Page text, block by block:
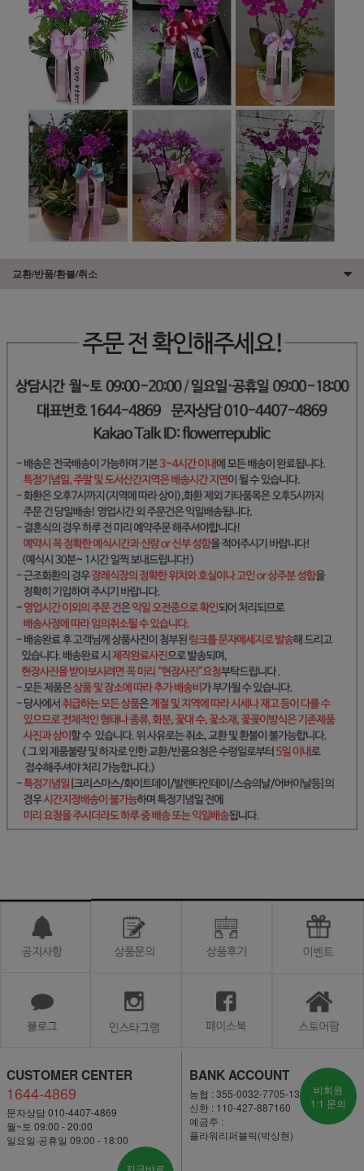
교환/반품/환불/취소
CUSTOMER CENTER
1644-4869
문자상담 010-4407-4869
월~토 09:00 - 20:00
일요일·공휴일 09:00 - 18:00
지금바로
BANK ACCOUNT
농협 : 355-0032-7705-13
신한 : 110-427-887160
예금주 :
플라워리퍼블릭(박상현)
비회원
1:1 문의